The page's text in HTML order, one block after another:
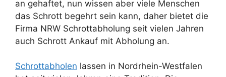
an gehaftet, nun wissen aber viele Menschen
das Schrott begehrt sein kann, daher bietet die
Firma NRW Schrottabholung seit vielen Jahren
auch Schrott Ankauf mit Abholung an.
Schrottabholen lassen in Nordrhein-Westfalen